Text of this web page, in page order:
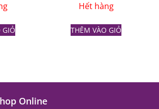
GIỎ
Hết hàng
THÊM VÀO GIỎ
Online